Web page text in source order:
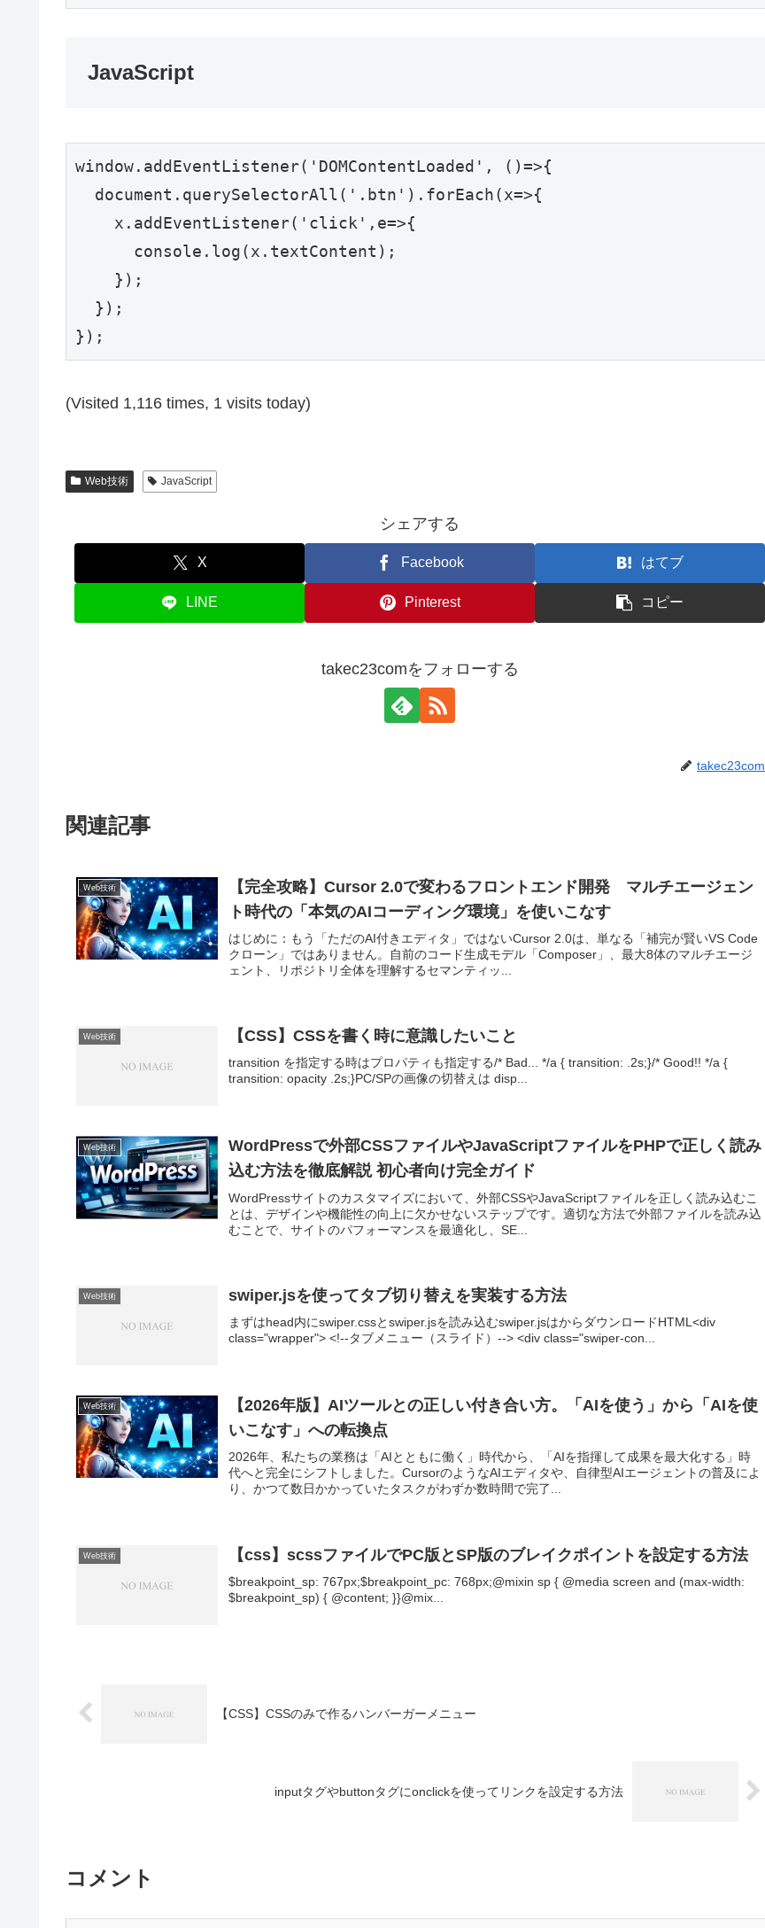
JavaScript
window.addEventListener('DOMContentLoaded', ()=>{
  document.querySelectorAll('.btn').forEach(x=>{
    x.addEventListener('click',e=>{
      console.log(x.textContent);
    });
  });
});
(Visited 1,116 times, 1 visits today)
Web技術 JavaScript
シェアする
X Facebook はてブ
LINE Pinterest コピー
takec23comをフォローする
takec23com
関連記事
Web技術
【完全攻略】Cursor 2.0で変わるフロントエンド開発 マルチエージェン
ト時代の「本気のAIコーディング環境」を使いこなす
はじめに：もう「ただのAI付きエディタ」ではないCursor 2.0は、単なる「補完が賢いVS Code
クローン」ではありません。自前のコード生成モデル「Composer」、最大8体のマルチエージ
ェント、リポジトリ全体を理解するセマンティッ...
Web技術 【CSS】CSSを書く時に意識したいこと
transition を指定する時はプロパティも指定する/* Bad... */a { transition: .2s;}/* Good!! */a {
transition: opacity .2s;}PC/SPの画像の切替えは disp...
Web技術
WordPressで外部CSSファイルやJavaScriptファイルをPHPで正しく読み
込む方法を徹底解説 初心者向け完全ガイド
WordPressサイトのカスタマイズにおいて、外部CSSやJavaScriptファイルを正しく読み込むこ
とは、デザインや機能性の向上に欠かせないステップです。適切な方法で外部ファイルを読み込
むことで、サイトのパフォーマンスを最適化し、SE...
Web技術 swiper.jsを使ってタブ切り替えを実装する方法
まずはhead内にswiper.cssとswiper.jsを読み込むswiper.jsはからダウンロードHTML<div
class="wrapper"> <!--タブメニュー（スライド）--> <div class="swiper-con...
Web技術
【2026年版】AIツールとの正しい付き合い方。「AIを使う」から「AIを使
いこなす」への転換点
2026年、私たちの業務は「AIとともに働く」時代から、「AIを指揮して成果を最大化する」時
代へと完全にシフトしました。CursorのようなAIエディタや、自律型AIエージェントの普及によ
り、かつて数日かかっていたタスクがわずか数時間で完了...
Web技術 【css】scssファイルでPC版とSP版のブレイクポイントを設定する方法
$breakpoint_sp: 767px;$breakpoint_pc: 768px;@mixin sp { @media screen and (max-width:
$breakpoint_sp) { @content; }}@mix...
【CSS】CSSのみで作るハンバーガーメニュー
inputタグやbuttonタグにonclickを使ってリンクを設定する方法
コメント